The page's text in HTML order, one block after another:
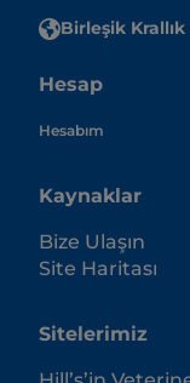
Birleşik Krallık
Hesap
Hesabım
Kaynaklar
Bize Ulaşın
Site Haritası
Sitelerimiz